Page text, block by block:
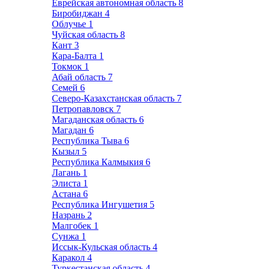
Еврейская автономная область 8
Биробиджан 4
Облучье 1
Чуйская область 8
Кант 3
Кара-Балта 1
Токмок 1
Абай область 7
Семей 6
Северо-Казахстанская область 7
Петропавловск 7
Магаданская область 6
Магадан 6
Республика Тыва 6
Кызыл 5
Республика Калмыкия 6
Лагань 1
Элиста 1
Астана 6
Республика Ингушетия 5
Назрань 2
Малгобек 1
Сунжа 1
Иссык-Кульская область 4
Каракол 4